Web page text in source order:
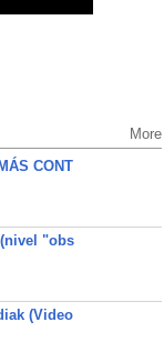
More
CONT
"obs
(Video